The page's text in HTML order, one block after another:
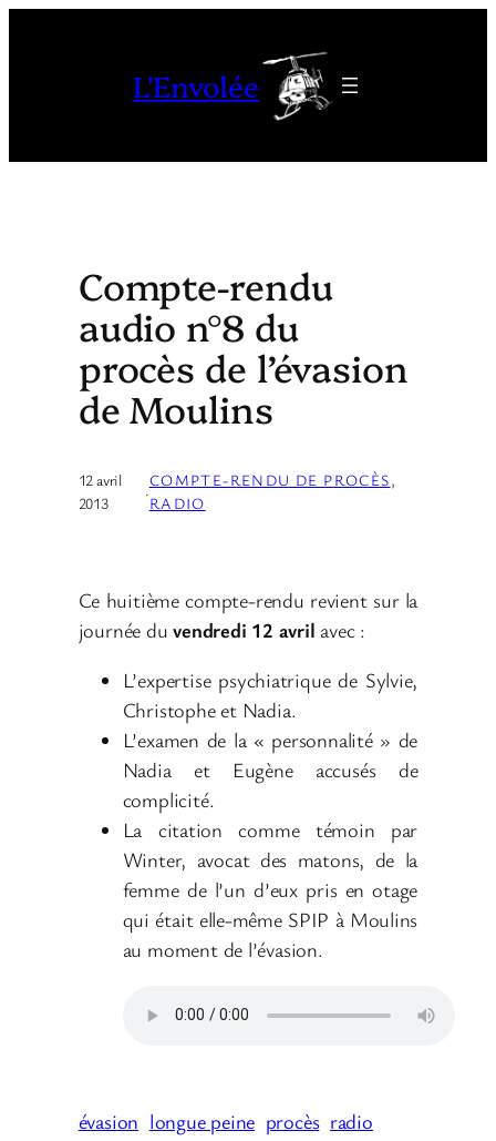
L'Envolée
Compte-rendu
audio n°8 du
procès de l’évasion
de Moulins
12 avril
2013
·
COMPTE-RENDU DE PROCÈS
RADIO
Ce huitième compte-rendu revient sur la
journée duvendredi 12 avril avec :
L’expertise psychiatrique de Sylvie,
Christophe et Nadia.
L’examen de la « personnalité » de
Nadia et Eugène accusés de
complicité.
La citation comme témoin par
Winter, avocat des matons, de la
femme de l’un d’eux pris en otage
qui était elle-même SPIP à Moulins
au moment de l’évasion.
évasion longue peine procès radio